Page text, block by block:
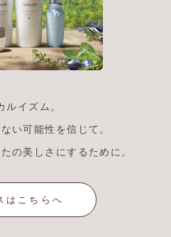
ルイズム。
い可能性を信じて。
の美しさにするために。
はこちらへ